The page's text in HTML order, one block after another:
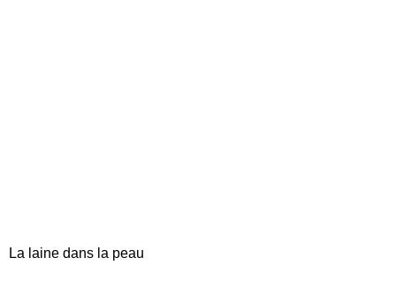
La laine dans la peau